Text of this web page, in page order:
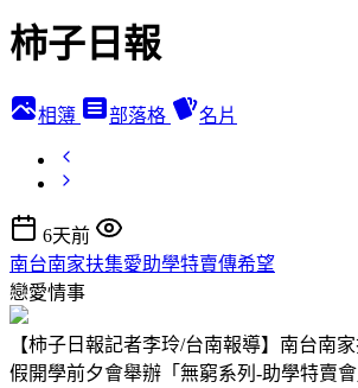
柿子日報
相簿 部落格 名片
6天前
南台南家扶集愛助學特賣傳希望
戀愛情事
【柿子日報記者李玲/台南報導】南台南
假開學前夕會舉辦「無窮系列-助學特賣